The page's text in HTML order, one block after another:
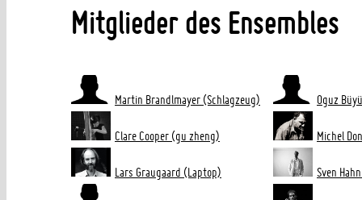
Mitglieder des Ensembles
Martin Brandlmayer (Schlagzeug) Oguz
Clare Cooper (gu zheng) Michel
Lars Graugaard (Laptop) Sven